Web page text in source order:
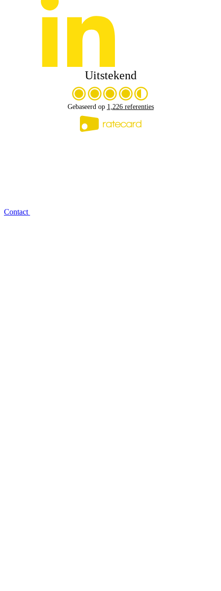
Uitstekend
Gebaseerd op 1,226 referenties
Contact